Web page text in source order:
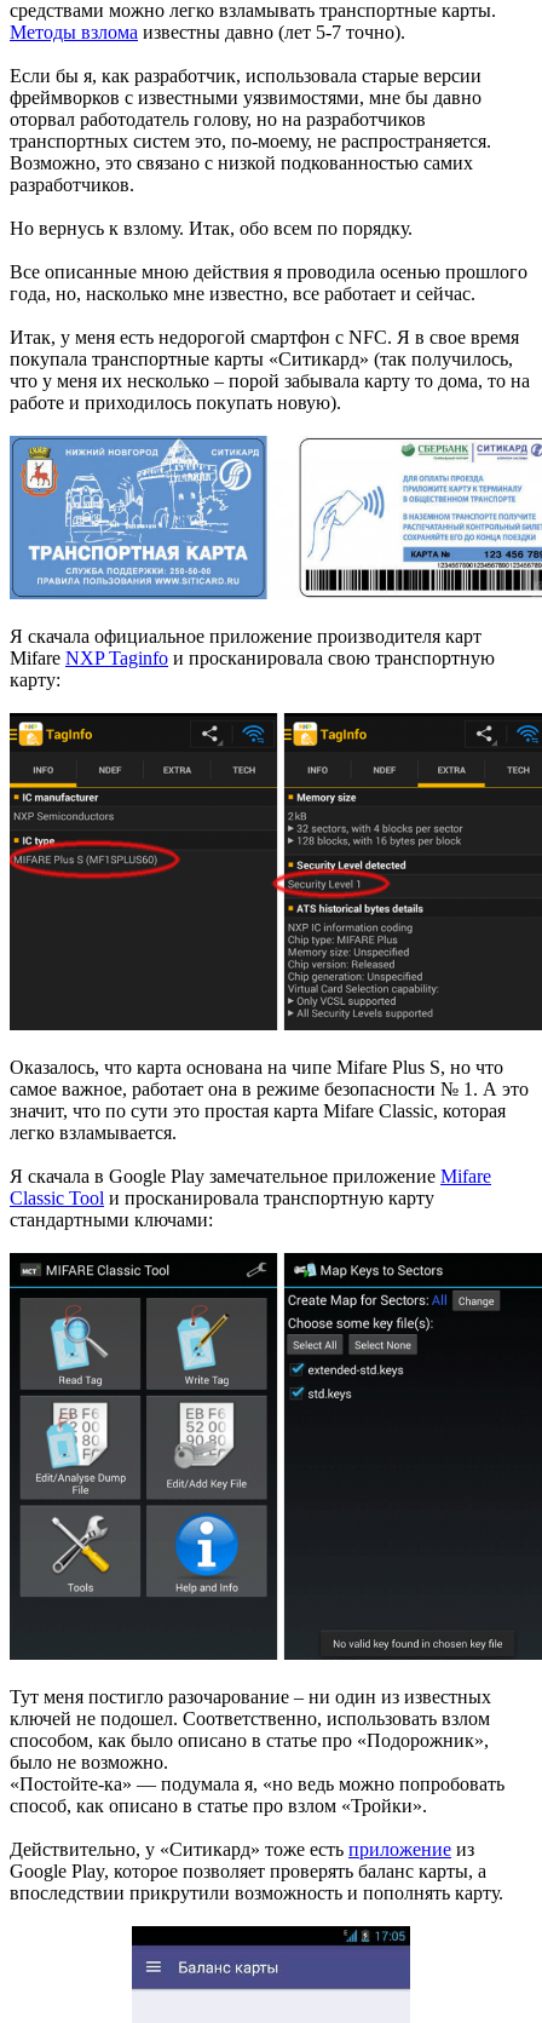
средствами можно легко взламывать транспортные карты.
Методы взлома известны давно (лет 5-7 точно).
Если бы я, как разработчик, использовала старые версии
фреймворков с известными уязвимостями, мне бы давно
оторвал работодатель голову, но на разработчиков
транспортных систем это, по-моему, не распространяется.
Возможно, это связано с низкой подкованностью самих
разработчиков.
Но вернусь к взлому. Итак, обо всем по порядку.
Все описанные мною действия я проводила осенью прошлого
года, но, насколько мне известно, все работает и сейчас.
Итак, у меня есть недорогой смартфон с NFC. Я в свое время
покупала транспортные карты «Ситикард» (так получилось,
что у меня их несколько – порой забывала карту то дома, то на
работе и приходилось покупать новую).
Я скачала официальное приложение производителя карт
Mifare NXP Taginfo и просканировала свою транспортную
карту:
Оказалось, что карта основана на чипе Mifare Plus S, но что
самое важное, работает она в режиме безопасности № 1. А это
значит, что по сути это простая карта Mifare Classic, которая
легко взламывается.
Я скачала в Google Play замечательное приложение Mifare
Classic Tool и просканировала транспортную карту
стандартными ключами:
Тут меня постигло разочарование – ни один из известных
ключей не подошел. Соответственно, использовать взлом
способом, как было описано в статье про «Подорожник»,
было не возможно.
«Постойте-ка» — подумала я, «но ведь можно попробовать
способ, как описано в статье про взлом «Тройки».
Действительно, у «Ситикард» тоже есть приложение из
Google Play, которое позволяет проверять баланс карты, а
впоследствии прикрутили возможность и пополнять карту.